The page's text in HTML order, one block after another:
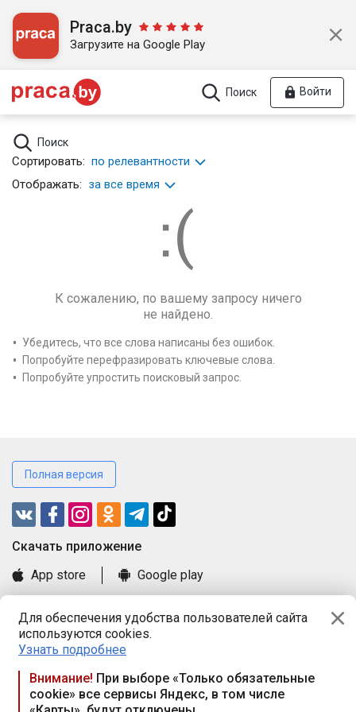
Для обеспечения удобства пользователей сайта
используются cookies.
Узнать подробнее
Внимание! При выборе «Только обязательные
cookie» все сервисы Яндекс, в том числе
Praca.by
Загрузите на Google Play
Поиск Войти
Поиск
Сортировать: по релевантности
Отображать: за все время
К сожалению, по вашему запросу ничего
не найдено.
Убедитесь, что все слова написаны без ошибок.
Попробуйте перефразировать ключевые слова.
Попробуйте упростить поисковый запрос.
Полная версия
Cкачать приложение
App store
Google play
Книга замечаний и предложений
Правила и документы
Praca.by © 2000—2026, ООО «ПРАЦА БАЙ»
Республика Беларусь, 220114, г. Минск, пр-т Независимости
117а, пом. № 9.